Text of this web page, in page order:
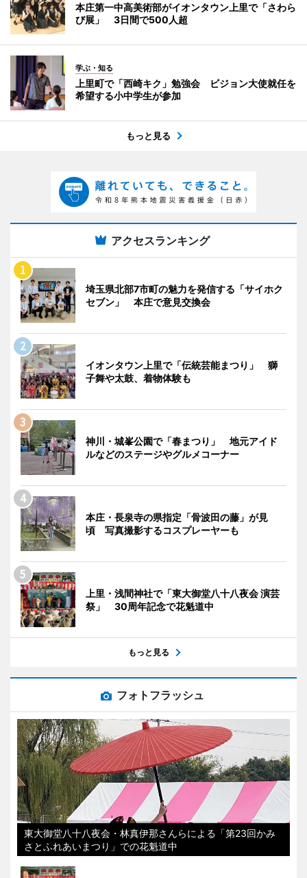
本庄第一中高美術部がイオンタウン上里で「さわら
び展」 3日間で500人超
学ぶ・知る
上里町で「西崎キク」勉強会 ビジョン大使就任を
希望する小中学生が参加
もっと見る
アクセスランキング
埼玉県北部7市町の魅力を発信する「サイホク
セブン」 本庄で意見交換会
イオンタウン上里で「伝統芸能まつり」 獅
子舞や太鼓、着物体験も
神川・城峯公園で「春まつり」 地元アイド
ルなどのステージやグルメコーナー
本庄・長泉寺の県指定「骨波田の藤」が見
頃 写真撮影するコスプレーヤーも
上里・浅間神社で「東大御堂八十八夜会 演芸
祭」 30周年記念で花魁道中
もっと見る
フォトフラッシュ
東大御堂八十八夜会・林真伊那さんらによる「第23回かみ
さとふれあいまつり」での花魁道中